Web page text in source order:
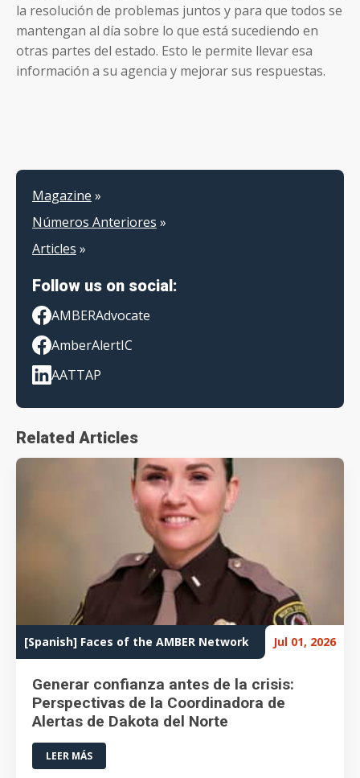
la resolución de problemas juntos y para que todos se
mantengan al día sobre lo que está sucediendo en
otras partes del estado. Esto le permite llevar esa
información a su agencia y mejorar sus respuestas.
Magazine »
Números Anteriores »
Articles »
Follow us on social:
AMBERAdvocate
AmberAlertIC
AATTAP
Related Articles
[Spanish] Faces of the AMBER Network Jul 01, 2026
Generar confianza antes de la crisis:
Perspectivas de la Coordinadora de
Alertas de Dakota del Norte
LEER MÁS